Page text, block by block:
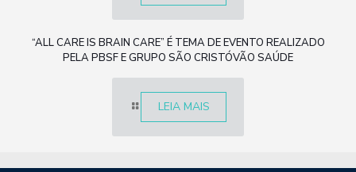
“ALL CARE IS BRAIN CARE” É TEMA DE EVENTO REALIZADO
PELA PBSF E GRUPO SÃO CRISTÓVÃO SAÚDE
LEIA MAIS